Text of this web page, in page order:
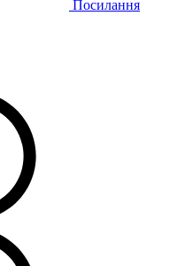
Посилання